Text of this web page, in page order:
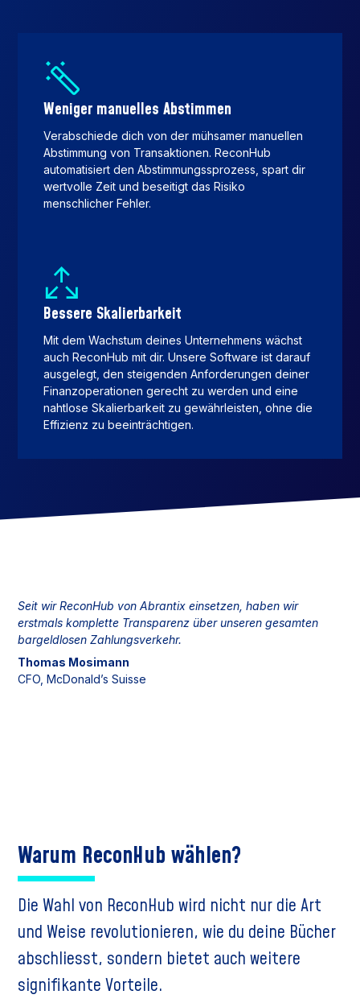
Weniger manuelles Abstimmen
Verabschiede dich von der mühsamer manuellen
Abstimmung von Transaktionen. ReconHub
automatisiert den Abstimmungssprozess, spart dir
wertvolle Zeit und beseitigt das Risiko
menschlicher Fehler.
Bessere Skalierbarkeit
Mit dem Wachstum deines Unternehmens wächst
auch ReconHub mit dir. Unsere Software ist darauf
ausgelegt, den steigenden Anforderungen deiner
Finanzoperationen gerecht zu werden und eine
nahtlose Skalierbarkeit zu gewährleisten, ohne die
Effizienz zu beeinträchtigen.
Seit wir ReconHub von Abrantix einsetzen, haben wir
erstmals komplette Transparenz über unseren gesamten
bargeldlosen Zahlungsverkehr.
Thomas Mosimann
CFO, McDonald’s Suisse
Warum ReconHub wählen?
Die Wahl von ReconHub wird nicht nur die Art
und Weise revolutionieren, wie du deine Bücher
abschliesst, sondern bietet auch weitere
signifikante Vorteile.